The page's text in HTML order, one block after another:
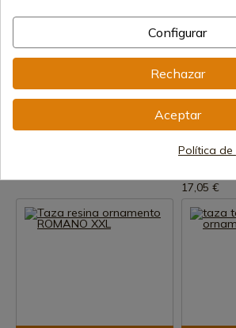
Taza cerámica España Toro
Taza
17,05 €
Configurar
Rechazar
Aceptar
Política de